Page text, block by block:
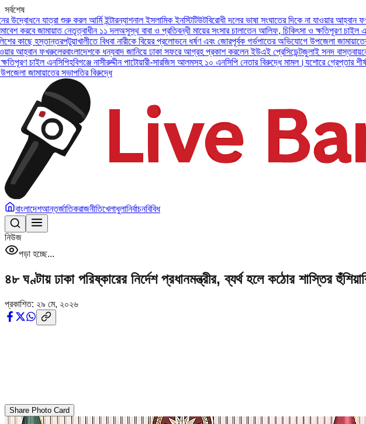
সর্বশেষ
শুরু করল আর্মি ইন্টারন্যাশনাল ইসলামিক ইনস্টিটিউটবিরোধী দলের ভাষা সংঘাতের দিকে না যাওয়ার আহ্বান ফখরুলের
নেতৃত্বাধীন ১১ দলঅসুস্থ বাবা ও প্রতিবন্ধী মায়ের সংসার চালাতেন আলিফ, চিকিৎসা ও ক্ষতিপূরণ চাইল এনসিপিহবিগঞ্জে
পটুয়াখালীতে বিধবা নারীকে বিয়ের প্রলোভনে ধর্ষণ এবং জোরপূর্বক গর্ভপাতের অভিযোগে উপজেলা জামায়াতের সভাপতির
বাংলাদেশকে ধন্যবাদ জানিয়ে ঢাকা সফরে আগ্রহ প্রকাশ করলেন ইউএই প্রেসিডেন্টজুলাই সনদ বাস্তবায়নের দাবিতে ৫
হবিগঞ্জে নাসীরুদ্দীন পাটোয়ারী-সারজিস আলমসহ ১০ এনসিপি নেতার বিরুদ্ধে মামল।যশোরে গ্রেপ্তার শীর্ষ সন্ত্রাসী
সভাপতির বিরুদ্ধে
বাংলাদেশআন্তর্জাতিকরাজনীতিখেলাধুলানির্বাচনবিবিধ
নিউজ
পড়া হচ্ছে...
৪৮ ঘণ্টায় ঢাকা পরিষ্কারের নির্দেশ প্রধানমন্ত্রীর, ব্যর্থ হলে কঠোর শাস্তির
প্রকাশিত: ২৯ মে, ২০২৬
Share Photo Card